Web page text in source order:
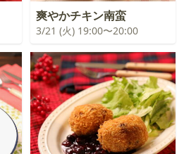
爽やかチキン南蛮
3/21 (火) 19:00〜20:00